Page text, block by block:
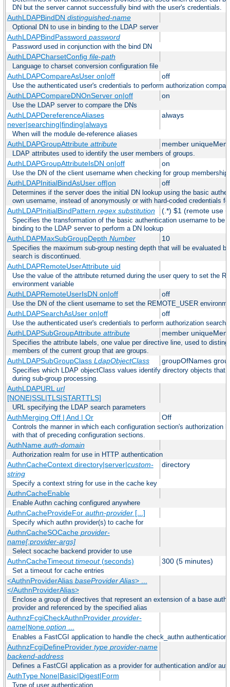
DN but the server cannot successfully bind with the user's credentials.
AuthLDAPBindDN distinguished-name
Optional DN to use in binding to the LDAP server
AuthLDAPBindPassword password
Password used in conjunction with the bind DN
AuthLDAPCharsetConfig file-path
Language to charset conversion configuration file
AuthLDAPCompareAsUser on|off off
Use the authenticated user's credentials to perform authorization
AuthLDAPCompareDNOnServer on|off on
Use the LDAP server to compare the DNs
AuthLDAPDereferenceAliases
never|searching|finding|always
always
When will the module de-reference aliases
AuthLDAPGroupAttribute attribute member
LDAP attributes used to identify the user members of groups.
AuthLDAPGroupAttributeIsDN on|off on
Use the DN of the client username when checking for group membership
AuthLDAPInitialBindAsUser off|on off
Determines if the server does the initial DN lookup using the basic
own username, instead of anonymously or with hard-coded credentials
AuthLDAPInitialBindPattern regex substitution (.*) $1 (remote use +
Specifies the transformation of the basic authentication username to be
binding to the LDAP server to perform a DN lookup
AuthLDAPMaxSubGroupDepth Number 10
Specifies the maximum sub-group nesting depth that will be evaluated
search is discontinued.
AuthLDAPRemoteUserAttribute uid
Use the value of the attribute returned during the user query to set the
environment variable
AuthLDAPRemoteUserIsDN on|off off
Use the DN of the client username to set the REMOTE_USER
AuthLDAPSearchAsUser on|off off
Use the authenticated user's credentials to perform authorization
AuthLDAPSubGroupAttribute attribute member
Specifies the attribute labels, one value per directive line, used to
members of the current group that are groups.
AuthLDAPSubGroupClass LdapObjectClass groupOfNames
Specifies which LDAP objectClass values identify directory objects that
during sub-group processing.
AuthLDAPURL url
[NONE|SSL|TLS|STARTTLS]
URL specifying the LDAP search parameters
AuthMerging Off | And | Or Off
Controls the manner in which each configuration section's authorization
with that of preceding configuration sections.
AuthName auth-domain
Authorization realm for use in HTTP authentication
AuthnCacheContext directory|server|custom-
string
directory
Specify a context string for use in the cache key
AuthnCacheEnable
Enable Authn caching configured anywhere
AuthnCacheProvideFor authn-provider[...]
Specify which authn provider(s) to cache for
AuthnCacheSOCache provider-
name[:provider-args]
Select socache backend provider to use
AuthnCacheTimeout timeout(seconds) 300 (5 minutes)
Set a timeout for cache entries
<AuthnProviderAlias baseProvider Alias> ...
</AuthnProviderAlias>
Enclose a group of directives that represent an extension of a base
provider and referenced by the specified alias
AuthnzFcgiCheckAuthnProvider provider-
name|None option...
Enables a FastCGI application to handle the check_authn authentication
AuthnzFcgiDefineProvider type provider-name
backend-address
Defines a FastCGI application as a provider for authentication and/or
AuthType None|Basic|Digest|Form
Type of user authentication